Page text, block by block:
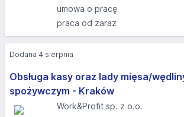
umowa o pracę
praca od zaraz
Obsługa kasy oraz lady mięsa/
spożywczym - Kraków
Work&Profit sp. z o.o.
Dodana 4 sierpnia